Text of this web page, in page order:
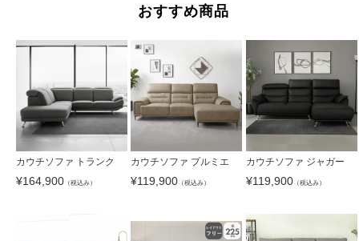
おすすめ商品
カウチソファ トランク
¥164,900 （税込み）
カウチソファ プルミエ
¥119,900 （税込み）
カウチソファ ジャガー
¥119,900（税込み）